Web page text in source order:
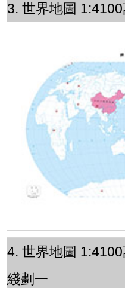
3. 世界地圖
4. 世界地圖
綫劃一